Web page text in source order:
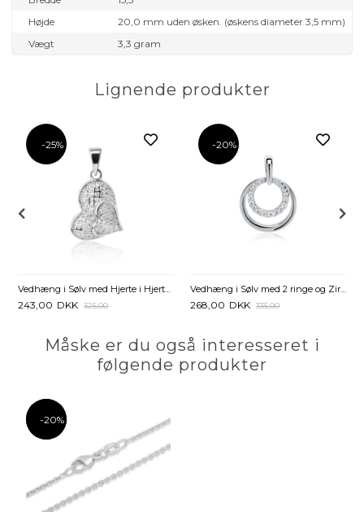
Højde
20,0 mm uden øsken. (øskens diameter 3,5 mm)
Vægt
3,3 gram
Lignende produkter
-25%
Vedhæng i Sølv med Hjerte i Hjertet og Zirkoniasten
243,00 DKK 325,00
-20%
Vedhæng i Sølv med 2 ringe og Zirkoniasten
268,00 DKK 335,00
Måske er du også interesseret i
følgende produkter
-20%
-20%